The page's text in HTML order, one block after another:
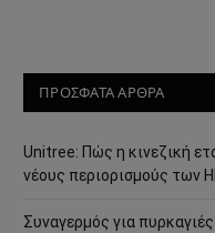
ΠΡΟΣΦΑΤΑ ΑΡΘΡΑ
Unitree: Πώς η κινεζική
νέους περιορισμούς των
Συναγερμός για